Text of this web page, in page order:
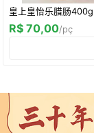
皇上皇怡乐腊肠400g
R$ 70,00/pç